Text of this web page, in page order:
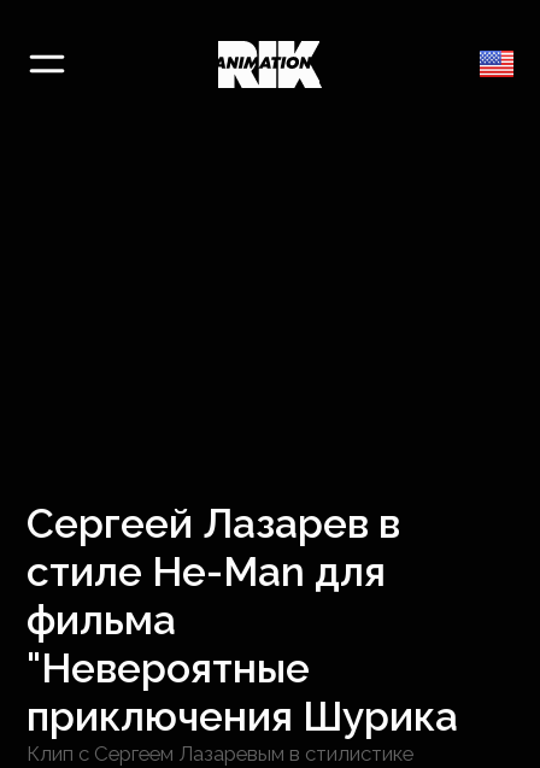
Сергеей Лазарев в
стиле He-Man для
фильма
"Невероятные
приключения Шурика
Клип с Сергеем Лазаревым в стилистике